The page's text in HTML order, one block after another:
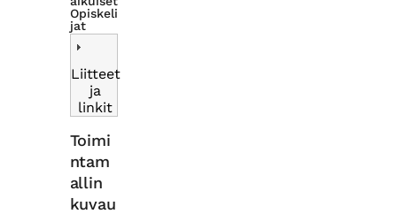
Opiskeli
jat
Liitteet
ja
linkit
Toimi
ntam
allin
kuvau